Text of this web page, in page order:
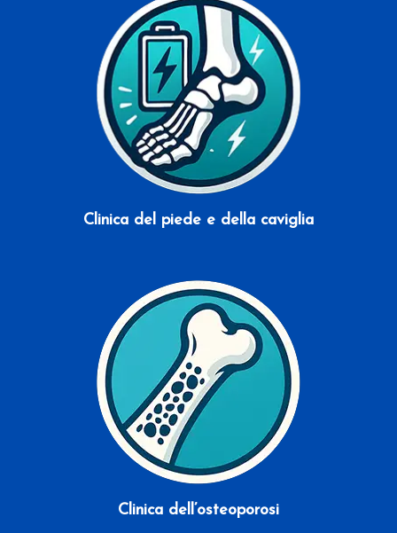
Clinica del piede e della caviglia
Clinica dell’osteoporosi
Scopri di più